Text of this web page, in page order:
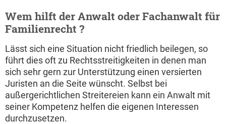
Wem hilft der Anwalt oder Fachanwalt für
Familienrecht ?
Lässt sich eine Situation nicht friedlich beilegen, so
führt dies oft zu Rechtsstreitigkeiten in denen man
sich sehr gern zur Unterstützung einen versierten
Juristen an die Seite wünscht. Selbst bei
außergerichtlichen Streitereien kann ein Anwalt mit
seiner Kompetenz helfen die eigenen Interessen
durchzusetzen.